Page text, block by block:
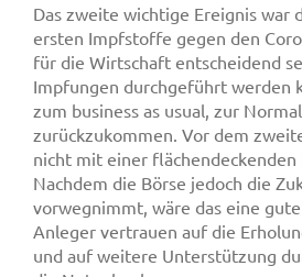
Das zweite wichtige Ereignis war
ersten Impfstoffe gegen den
für die Wirtschaft entscheidend
Impfungen durchgeführt werden
zum business as usual, zur
zurückzukommen. Vor dem
nicht mit einer flächendeckenden
Nachdem die Börse jedoch die
vorwegnimmt, wäre das eine
Anleger vertrauen auf die
und auf weitere Unterstützung